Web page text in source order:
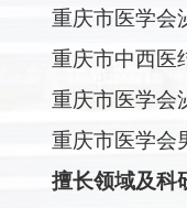
重庆市医学会
重庆市中西医
重庆市医学会
重庆市医学会
擅长领域及科